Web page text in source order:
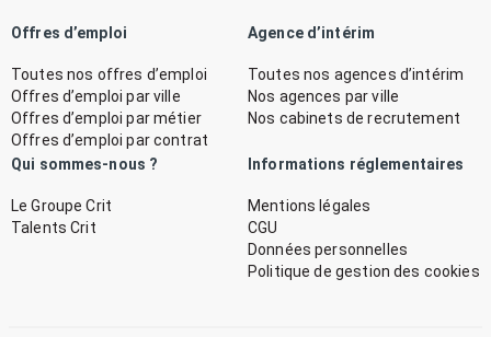
Offres d’emploi
Toutes nos offres d’emploi
Offres d’emploi par ville
Offres d’emploi par métier
Offres d’emploi par contrat
Agence d’intérim
Toutes nos agences d’intérim
Nos agences par ville
Nos cabinets de recrutement
Qui sommes-nous ?
Le Groupe Crit
Talents Crit
Informations réglementaires
Mentions légales
CGU
Données personnelles
Politique de gestion des cookies